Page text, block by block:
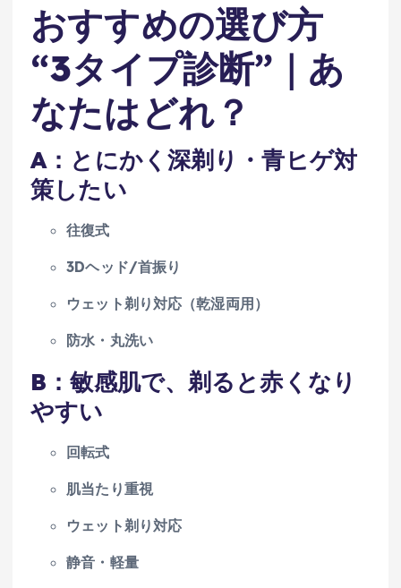
おすすめの選び方
“3タイプ診断”｜あ
なたはどれ？
A：とにかく深剃り・青ヒゲ対
策したい
往復式
3Dヘッド/首振り
ウェット剃り対応（乾湿両用）
防水・丸洗い
B：敏感肌で、剃ると赤くなり
やすい
回転式
肌当たり重視
ウェット剃り対応
静音・軽量